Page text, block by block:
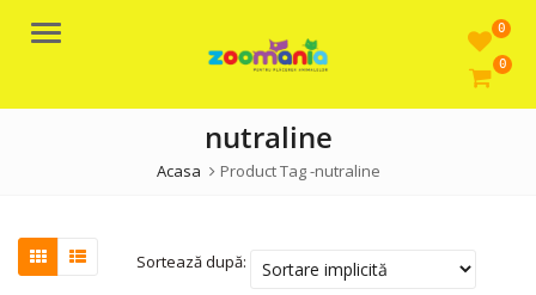
Meniu 0
0
nutraline
Acasa Product Tag -nutraline
Sortează după: